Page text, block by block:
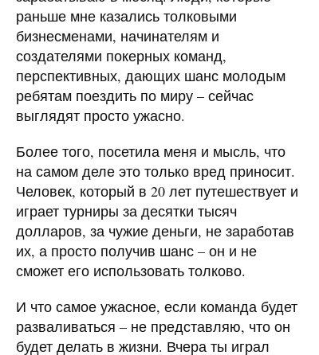
раньше мне казались толковыми
бизнесменами, начинателям и
создателями покерных команд,
перспективных, дающих шанс молодым
ребятам поездить по миру – сейчас
выглядят просто ужасно.
Более того, посетила меня и мысль, что
на самом деле это только вред приносит.
Человек, который в 20 лет путешествует и
играет турниры за десятки тысяч
долларов, за чужие деньги, не заработав
их, а просто получив шанс – он и не
сможет его использовать толково.
И что самое ужасное, если команда будет
разваливаться – не представляю, что он
будет делать в жизни. Вчера ты играл